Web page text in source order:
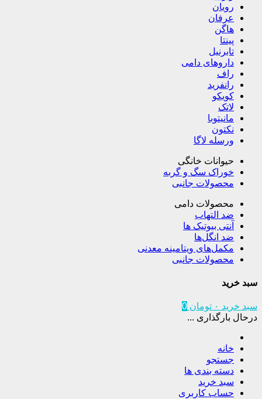
رویان
عرفان
هاگن
پینتا
تابرنیل
داروهای دامی
راف
رانفرید
کویکو
لاتک
مانیتوبا
نکتون
ورسله لاگا
حیوانات خانگی
خوراک سگ و گربه
محصولات جانبی
محصولات دامی
ضد التهاب
آنتی بیوتیک ها
ضد انگل‌ها
مکمل‌های ویتامینه معدنی
محصولات جانبی
سبد خرید
سبد خرید ۰ تومان 0
درحال بارگذاری ...
خانه
جستجو
دسته بندی ها
سبد خرید
حساب کاربری